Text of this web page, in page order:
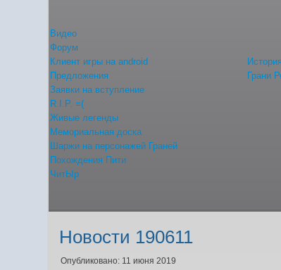
Видео
Форум
Клиент игры на android
Предложения
Заявки на вступление
R.I.P. =(
Живые легенды
Мемориальная доска
Шаржи на персонажей Граней
Похождения Пити
ЧитЫр
Грани
Новости 190611
Опубликовано: 11 июня 2019